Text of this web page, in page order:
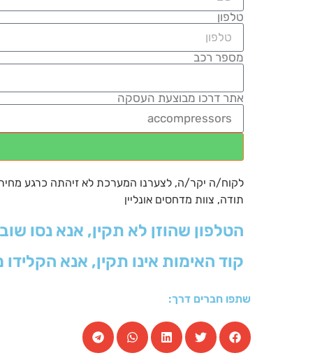
טלפון
מספר רכב
אתר דרכו מבוצעת העסקה
לקוח/ה יקר/ה, לצערנו המערכת לא זיהתה כרגע מחיר
תודה, צוות מדחסים אונליין
הטלפון שהוזן לא תקין, אנא נסו
קוד האימות אינו תקין, אנא
שתפו חברים דרך: